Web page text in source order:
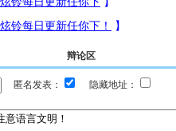
辩论区
匿名发表：
隐藏地址：